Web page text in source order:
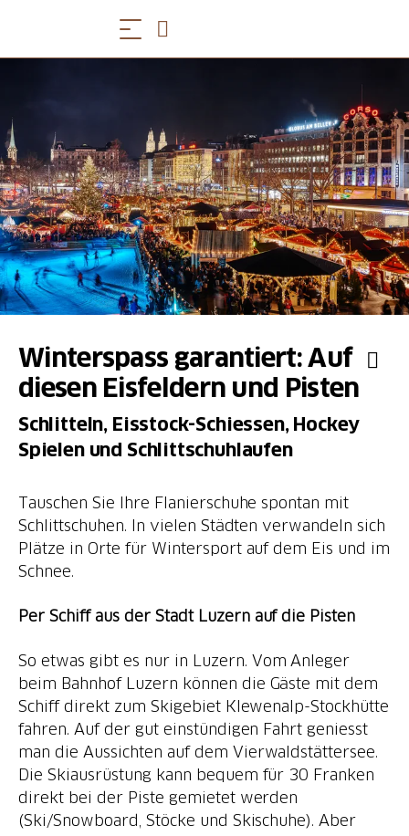
Winterspass garantiert: Auf
diesen Eisfeldern und Pisten
Schlitteln, Eisstock-Schiessen, Hockey
Spielen und Schlittschuhlaufen
Tauschen Sie Ihre Flanierschuhe spontan mit
Schlittschuhen. In vielen Städten verwandeln sich
Plätze in Orte für Wintersport auf dem Eis und im
Schnee.
Per Schiff aus der Stadt Luzern auf die Pisten
So etwas gibt es nur in Luzern. Vom Anleger
beim Bahnhof Luzern können die Gäste mit dem
Schiff direkt zum Skigebiet Klewenalp-Stockhütte
fahren. Auf der gut einstündigen Fahrt geniesst
man die Aussichten auf dem Vierwaldstättersee.
Die Skiausrüstung kann bequem für 30 Franken
direkt bei der Piste gemietet werden
(Ski/Snowboard, Stöcke und Skischuhe). Aber